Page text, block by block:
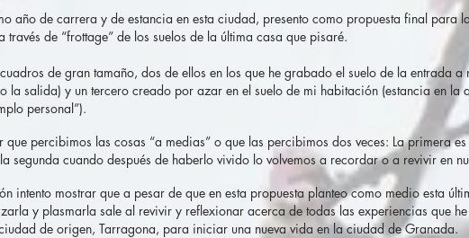
año de carrera y de estancia en esta ciudad, presento como propuesta final para
través de “frottage” de los suelos de la última casa que pisaré.
cuadros de gran tamaño, dos de ellos en los que he grabado el suelo de la entrada
la salida) y un tercero creado por azar en el suelo de mi habitación (estancia en la
personal”).
que percibimos las cosas “a medias” o que las percibimos dos veces: La primera
segunda cuando después de haberlo vivido lo volvemos a recordar o a revivir en
intento mostrar que a pesar de que en esta propuesta planteo como medio esta
y plasmarla sale al revivir y reflexionar acerca de todas las experiencias que
de origen, Tarragona, para iniciar una nueva vida en la ciudad de Granada.